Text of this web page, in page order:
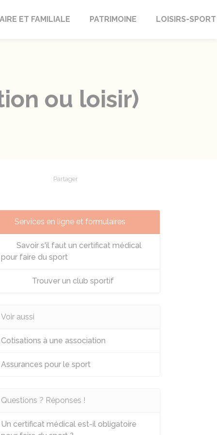
ET FAMILIALE PATRIMOINE LOISIRS-SPORT
ou loisir)
Partager
Services en ligne et formulaires
Savoir s'il faut un certificat médical
pour faire du sport
Trouver un club sportif
Voir aussi
Cotisations à une association
Assurances pour le sport
Questions ? Réponses !
Un certificat médical est-il obligatoire